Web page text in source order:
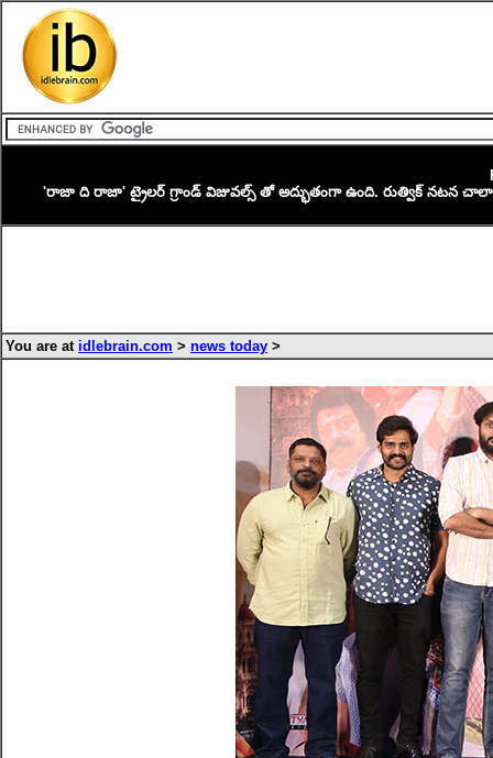
'రాజా ది రాజా' ట్రైలర్ గ్రాండ్ విజువల్స్ తో అద్భుతంగా ఉంది. రుత్విక్ నటన
You are at idlebrain.com > news today >